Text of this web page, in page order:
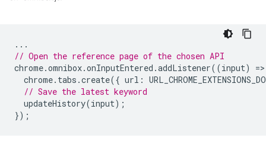
...
// Open the reference page of the chosen API
chrome.omnibox.onInputEntered .addListener((input) =>
chrome. tabs .create({ url :
// Save the latest keyword
updateHistory(input);
});